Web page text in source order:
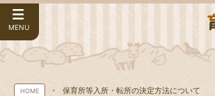
MENU
HOME 保育所等入所・転所の決定方法について